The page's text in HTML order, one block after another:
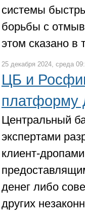
системы
борьбы с
этом сказано в
25 декабря 2024, среда
ЦБ и
платформу
Центральный
экспертами
клиент-
денег либо
других